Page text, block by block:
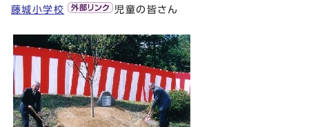
藤城小学校 児童の皆さん